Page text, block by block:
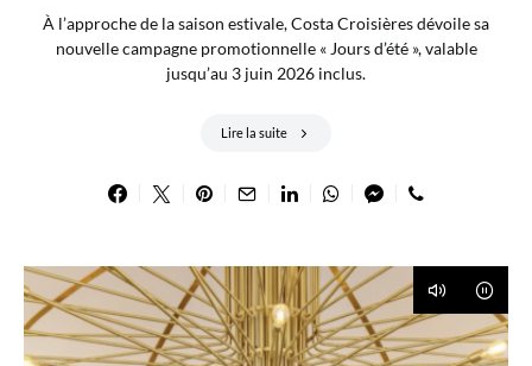
À l’approche de la saison estivale, Costa Croisières dévoile sa
nouvelle campagne promotionnelle « Jours d’été », valable
jusqu’au 3 juin 2026 inclus.
Lire la suite